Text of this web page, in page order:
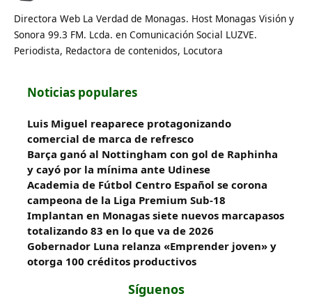
Directora Web La Verdad de Monagas. Host Monagas Visión y
Sonora 99.3 FM. Lcda. en Comunicación Social LUZVE.
Periodista, Redactora de contenidos, Locutora
Noticias populares
Luis Miguel reaparece protagonizando
comercial de marca de refresco
Barça ganó al Nottingham con gol de Raphinha
y cayó por la mínima ante Udinese
Academia de Fútbol Centro Español se corona
campeona de la Liga Premium Sub-18
Implantan en Monagas siete nuevos marcapasos
totalizando 83 en lo que va de 2026
Gobernador Luna relanza «Emprender joven» y
otorga 100 créditos productivos
Síguenos